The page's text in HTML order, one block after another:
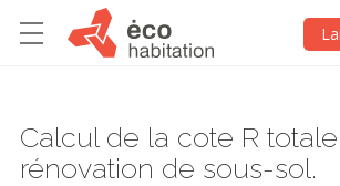
Calcul de la cote R
rénovation de sous-sol.